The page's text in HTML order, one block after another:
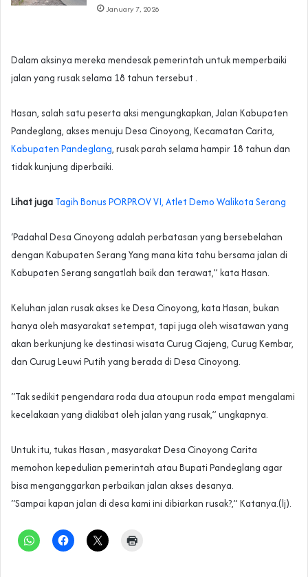
January 7, 2026
Dalam aksinya mereka mendesak pemerintah untuk memperbaiki
jalan yang rusak selama 18 tahun tersebut .
Hasan, salah satu peserta aksi mengungkapkan, Jalan Kabupaten
Pandeglang, akses menuju Desa Cinoyong, Kecamatan Carita,
Kabupaten Pandeglang, rusak parah selama hampir 18 tahun dan
tidak kunjung diperbaiki.
Lihat juga Tagih Bonus PORPROV VI, Atlet Demo Walikota Serang
‘Padahal Desa Cinoyong adalah perbatasan yang bersebelahan
dengan Kabupaten Serang Yang mana kita tahu bersama jalan di
Kabupaten Serang sangatlah baik dan terawat,” kata Hasan.
Keluhan jalan rusak akses ke Desa Cinoyong, kata Hasan, bukan
hanya oleh masyarakat setempat, tapi juga oleh wisatawan yang
akan berkunjung ke destinasi wisata Curug Ciajeng, Curug Kembar,
dan Curug Leuwi Putih yang berada di Desa Cinoyong.
“Tak sedikit pengendara roda dua atoupun roda empat mengalami
kecelakaan yang diakibat oleh jalan yang rusak,” ungkapnya.
Untuk itu, tukas Hasan , masyarakat Desa Cinoyong Carita
memohon kepedulian pemerintah atau Bupati Pandeglang agar
bisa menganggarkan perbaikan jalan akses desanya.
“Sampai kapan jalan di desa kami ini dibiarkan rusak?,” Katanya.(lj).